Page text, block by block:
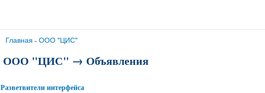
Вы здесь
Главная » ООО "ЦИС"
ООО "ЦИС" → Объявления
Разветвители интерфейса